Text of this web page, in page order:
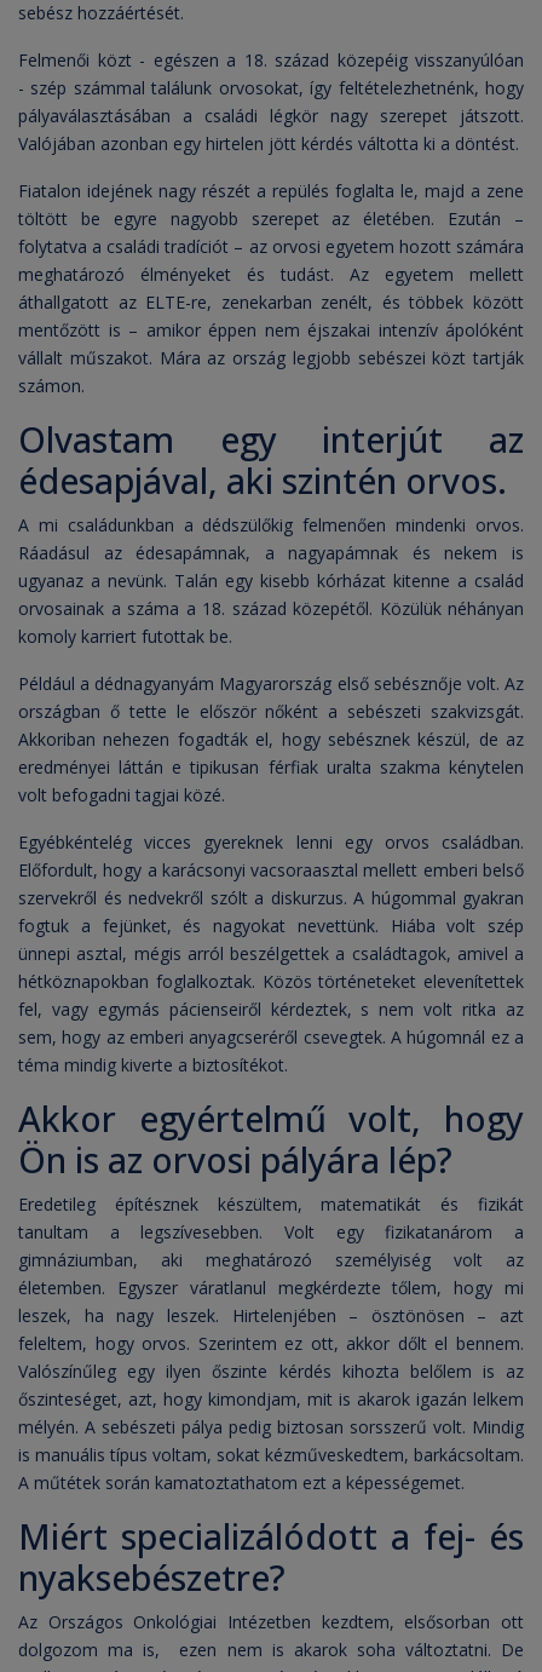
sebész hozzáértését.
Felmenői közt - egészen a 18. század közepéig visszanyúlóan
- szép számmal találunk orvosokat, így feltételezhetnénk, hogy
pályaválasztásában a családi légkör nagy szerepet játszott.
Valójában azonban egy hirtelen jött kérdés váltotta ki a döntést.
Fiatalon idejének nagy részét a repülés foglalta le, majd a zene
töltött be egyre nagyobb szerepet az életében. Ezután –
folytatva a családi tradíciót – az orvosi egyetem hozott számára
meghatározó élményeket és tudást. Az egyetem mellett
áthallgatott az ELTE-re, zenekarban zenélt, és többek között
mentőzött is – amikor éppen nem éjszakai intenzív ápolóként
vállalt műszakot. Mára az ország legjobb sebészei közt tartják
számon.
Olvastam egy interjút az
édesapjával, aki szintén orvos.
A mi családunkban a dédszülőkig felmenően mindenki orvos.
Ráadásul az édesapámnak, a nagyapámnak és nekem is
ugyanaz a nevünk. Talán egy kisebb kórházat kitenne a család
orvosainak a száma a 18. század közepétől. Közülük néhányan
komoly karriert futottak be.
Például a dédnagyanyám Magyarország első sebésznője volt. Az
országban ő tette le először nőként a sebészeti szakvizsgát.
Akkoriban nehezen fogadták el, hogy sebésznek készül, de az
eredményei láttán e tipikusan férfiak uralta szakma kénytelen
volt befogadni tagjai közé.
Egyébkéntelég vicces gyereknek lenni egy orvos családban.
Előfordult, hogy a karácsonyi vacsoraasztal mellett emberi belső
szervekről és nedvekről szólt a diskurzus. A húgommal gyakran
fogtuk a fejünket, és nagyokat nevettünk. Hiába volt szép
ünnepi asztal, mégis arról beszélgettek a családtagok, amivel a
hétköznapokban foglalkoztak. Közös történeteket elevenítettek
fel, vagy egymás pácienseiről kérdeztek, s nem volt ritka az
sem, hogy az emberi anyagcseréről csevegtek. A húgomnál ez a
téma mindig kiverte a biztosítékot.
Akkor egyértelmű volt, hogy
Ön is az orvosi pályára lép?
Eredetileg építésznek készültem, matematikát és fizikát
tanultam a legszívesebben. Volt egy fizikatanárom a
gimnáziumban, aki meghatározó személyiség volt az
életemben. Egyszer váratlanul megkérdezte tőlem, hogy mi
leszek, ha nagy leszek. Hirtelenjében – ösztönösen – azt
feleltem, hogy orvos. Szerintem ez ott, akkor dőlt el bennem.
Valószínűleg egy ilyen őszinte kérdés kihozta belőlem is az
őszinteséget, azt, hogy kimondjam, mit is akarok igazán lelkem
mélyén. A sebészeti pálya pedig biztosan sorsszerű volt. Mindig
is manuális típus voltam, sokat kézműveskedtem, barkácsoltam.
A műtétek során kamatoztathatom ezt a képességemet.
Miért specializálódott a fej- és
nyaksebészetre?
Az Országos Onkológiai Intézetben kezdtem, elsősorban ott
dolgozom ma is, ezen nem is akarok soha változtatni. De